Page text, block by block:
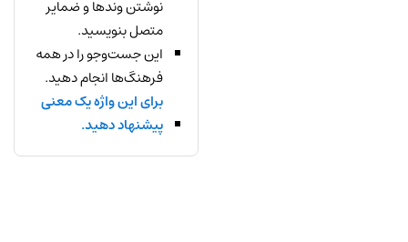
نوشتن وندها و ضمایر
متصل بنویسید.
این جست‌وجو را در همه
فرهنگ‌ها انجام دهید.
برای این واژه یک معنی
پیشنهاد دهید.